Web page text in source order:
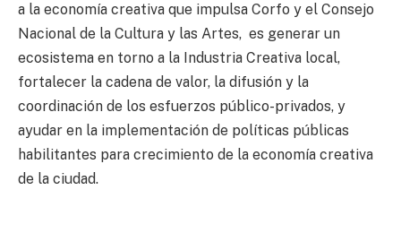
a la economía creativa que impulsa Corfo y el Consejo
Nacional de la Cultura y las Artes, es generar un
ecosistema en torno a la Industria Creativa local,
fortalecer la cadena de valor, la difusión y la
coordinación de los esfuerzos público-privados, y
ayudar en la implementación de políticas públicas
habilitantes para crecimiento de la economía creativa
de la ciudad.